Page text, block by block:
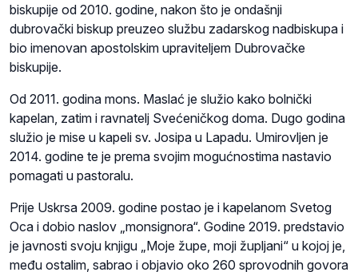
biskupije od 2010. godine, nakon što je ondašnji
dubrovački biskup preuzeo službu zadarskog nadbiskupa i
bio imenovan apostolskim upraviteljem Dubrovačke
biskupije.
Od 2011. godina mons. Maslać je služio kako bolnički
kapelan, zatim i ravnatelj Svećeničkog doma. Dugo godina
služio je mise u kapeli sv. Josipa u Lapadu. Umirovljen je
2014. godine te je prema svojim mogućnostima nastavio
pomagati u pastoralu.
Prije Uskrsa 2009. godine postao je i kapelanom Svetog
Oca i dobio naslov „monsignora“. Godine 2019. predstavio
je javnosti svoju knjigu „Moje župe, moji župljani“ u kojoj je,
među ostalim, sabrao i objavio oko 260 sprovodnih govora